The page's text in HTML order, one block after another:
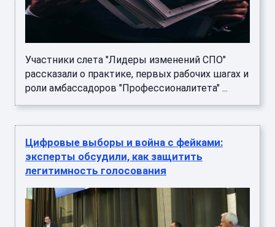
Участники слета "Лидеры изменений СПО"
рассказали о практике, первых рабочих шагах и
роли амбассадоров "Профессионалитета" ...
Цифровые выборы и война с фейками:
эксперты обсудили, как защитить
легитимность голосования